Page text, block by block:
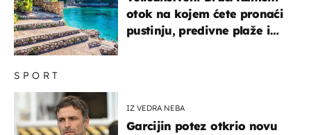
SPORT
IZ VEDRA NEBA
Garcijin potez otkrio novu
otok na kojem ćete pronaći
pustinju, predivne plaže i